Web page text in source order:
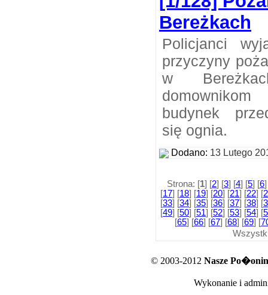
Bereżkach
Policjanci
przyczyny
w
budynek
się ognia.
Dodano: 13 Lutego
Strona: [1] [2] [3] [4] [5] [6
[17] [18] [19] [20] [21] [22] [
[33] [34] [35] [36] [37] [38] [
[49] [50] [51] [52] [53] [54] [
[65] [66] [67] [68] [69] [
© 2003-2012 Nasze
Wykonanie i